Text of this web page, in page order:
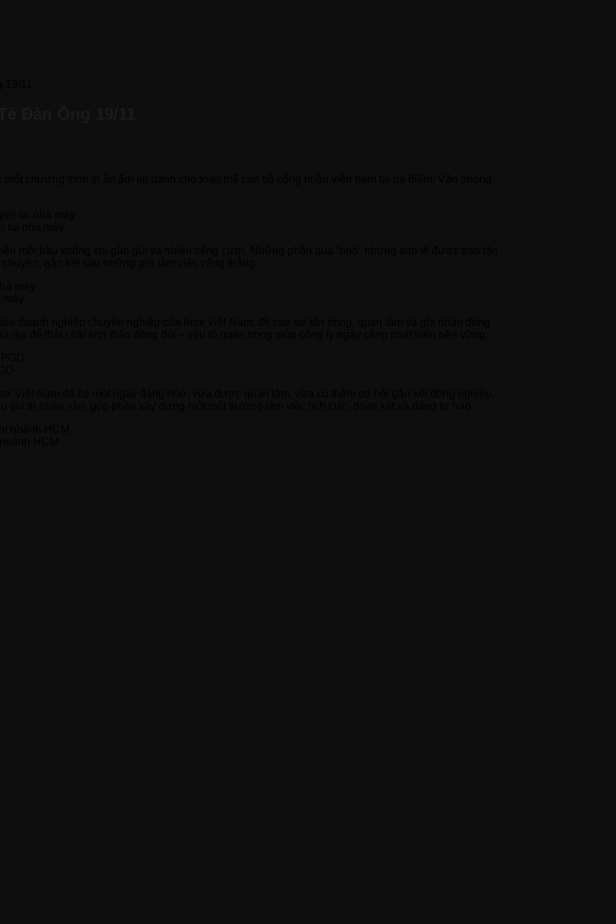
tại nhà máy
một bầu không khí gần gũi và nhiều tiếng cười. Những phần quà “nhỏ” nhưng tinh tế được trao tận
gắn kết sau những giờ làm việc căng thẳng.
doanh nghiệp chuyên nghiệp của Inox Việt Nam: đề cao sự tôn trọng, quan tâm và ghi nhận đóng
dịp để thắt chặt tinh thần đồng đội – yếu tố quan trọng giúp công ty ngày càng phát triển bền vững.
Việt Nam đã có một ngày đáng nhớ, vừa được quan tâm, vừa có thêm cơ hội gắn kết đồng nghiệp.
giá trị nhân văn, góp phần xây dựng một môi trường làm việc tích cực, đoàn kết và đáng tự hào.
HCM